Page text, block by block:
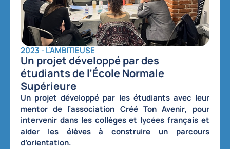
2023 - L’AMBITIEUSE
Un projet développé par des
étudiants de l’École Normale
Supérieure
Un projet développé par les étudiants avec leur
mentor de l’association Créé Ton Avenir, pour
intervenir dans les collèges et lycées français et
aider les élèves à construire un parcours
d’orientation.